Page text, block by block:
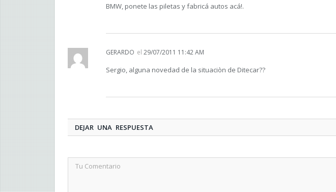
BMW, ponete las piletas y fabricá autos acá!.
GERARDO el 29/07/2011 11:42 AM
Sergio, alguna novedad de la situaciòn de Ditecar??
DEJAR UNA RESPUESTA